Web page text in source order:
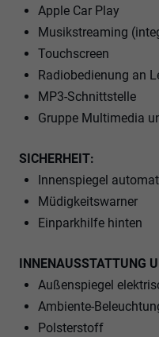
Apple Car Play
Musikstreaming
Touchscreen
Radiobedienung an
MP3-Schnittstelle
Gruppe Multimedia
SICHERHEIT:
Innenspiegel
Müdigkeitswarner
Einparkhilfe hinten
INNENAUSSTATTUNG
Außenspiegel
Ambiente-
Polsterstoff